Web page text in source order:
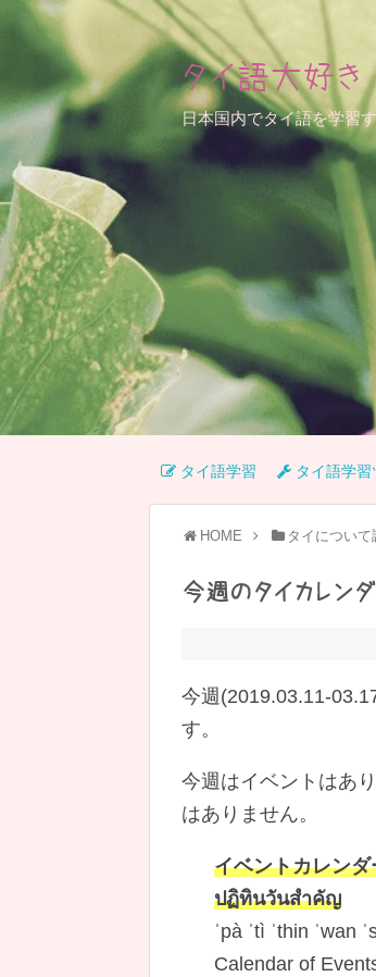
タイ語大好き
日本国内でタイ語を学習
タイ語学習 タイ語学習
HOME タイについて
今週のタイカレン
今週(2019.03.11-
す。
今週はイベントはあ
はありません。
イベントカレンダ
ปฏิทินวันสำคัญ
ˈpà ˈtì ˈthin ˈwan
Calendar of